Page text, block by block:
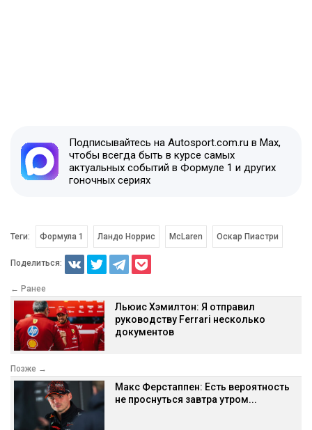
Подписывайтесь на Autosport.com.ru в Max,
чтобы всегда быть в курсе самых
актуальных событий в Формуле 1 и других
гоночных сериях
Теги: Формула 1 Ландо Норрис McLaren Оскар Пиастри
Поделиться:
← Ранее
Льюис Хэмилтон: Я отправил
руководству Ferrari несколько
документов
Позже →
Макс Ферстаппен: Есть вероятность
не проснуться завтра утром...